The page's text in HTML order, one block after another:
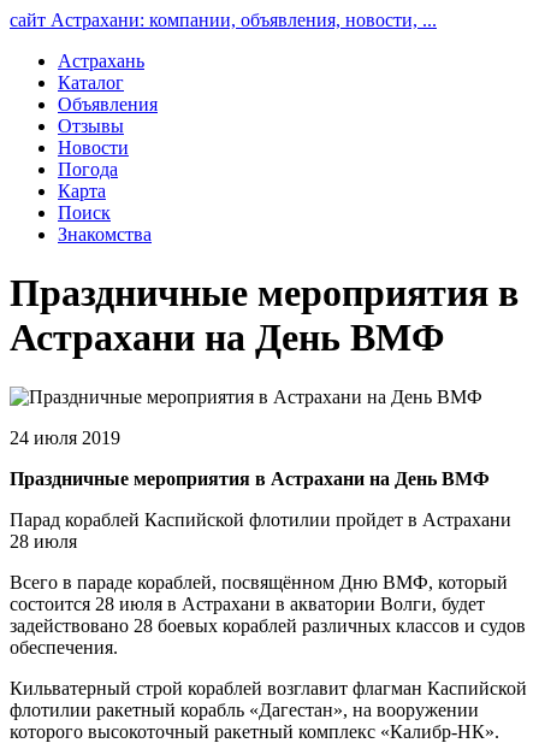
сайт Астрахани: компании, объявления, новости, ...
Астрахань
Каталог
Объявления
Отзывы
Новости
Погода
Карта
Поиск
Знакомства
Праздничные мероприятия в
Астрахани на День ВМФ
24 июля 2019
Праздничные мероприятия в Астрахани на День ВМФ
Парад кораблей Каспийской флотилии пройдет в Астрахани
28 июля
Всего в параде кораблей, посвящённом Дню ВМФ, который
состоится 28 июля в Астрахани в акватории Волги, будет
задействовано 28 боевых кораблей различных классов и судов
обеспечения.
Кильватерный строй кораблей возглавит флагман Каспийской
флотилии ракетный корабль «Дагестан», на вооружении
которого высокоточный ракетный комплекс «Калибр-НК».